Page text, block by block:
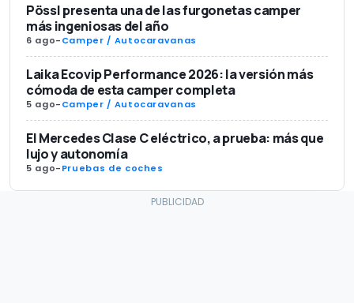
Pössl presenta una de las furgonetas camper
más ingeniosas del año
6 ago-Camper / Autocaravanas
Laika Ecovip Performance 2026: la versión más
cómoda de esta camper completa
5 ago-Camper / Autocaravanas
El Mercedes Clase C eléctrico, a prueba: más que
lujo y autonomía
5 ago-Pruebas de coches